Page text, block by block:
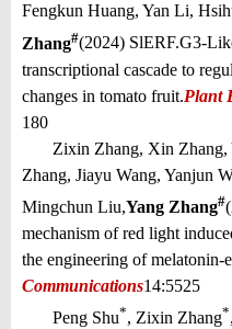
Fengkun Huang, Yan Li,
Zhang#(2024) SlERF.G3-
transcriptional cascade to
changes in tomato fruit.Plant
180
Zixin Zhang, Xin Zhang,
Zhang, Jiayu Wang, Yanjun
Mingchun Liu,Yang Zhang#
mechanism of red light
the engineering of melatonin-
Communications14:5525
Peng Shu*, Zixin Zhang*